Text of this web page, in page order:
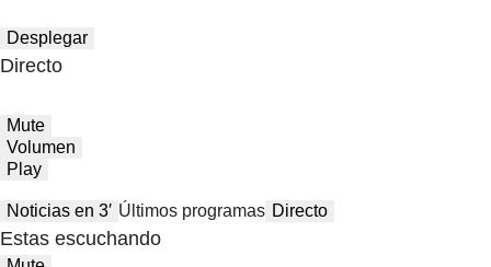
Desplegar
Directo
Mute
Volumen
Play
Noticias en 3′ Últimos programas Directo
Estas escuchando